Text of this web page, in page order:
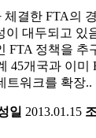
체결한 FTA의
이 대두되고 있
FTA 정책을 추
45개국과 이미
트워크를 확장..
일 2013.01.15